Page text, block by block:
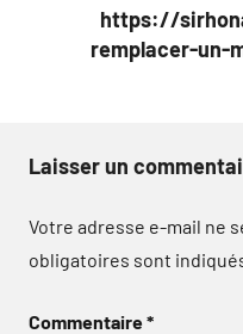
https://
remplacer-un-
Laisser un
Votre adresse e-mail ne
obligatoires sont
Commentaire*